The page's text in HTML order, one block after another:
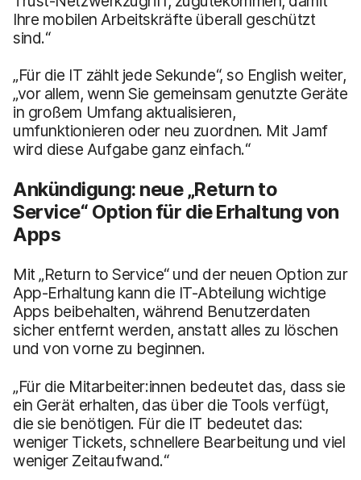
Ihre mobilen Arbeitskräfte überall geschützt
sind.“
„Für die IT zählt jede Sekunde“, so English weiter,
„vor allem, wenn Sie gemeinsam genutzte Geräte
in großem Umfang aktualisieren,
umfunktionieren oder neu zuordnen. Mit Jamf
wird diese Aufgabe ganz einfach.“
Ankündigung: neue „Return to
Service“ Option für die Erhaltung von
Apps
Mit „Return to Service“ und der neuen Option zur
App-Erhaltung kann die IT-Abteilung wichtige
Apps beibehalten, während Benutzerdaten
sicher entfernt werden, anstatt alles zu löschen
und von vorne zu beginnen.
„Für die Mitarbeiter:innen bedeutet das, dass sie
ein Gerät erhalten, das über die Tools verfügt,
die sie benötigen. Für die IT bedeutet das:
weniger Tickets, schnellere Bearbeitung und viel
weniger Zeitaufwand.“